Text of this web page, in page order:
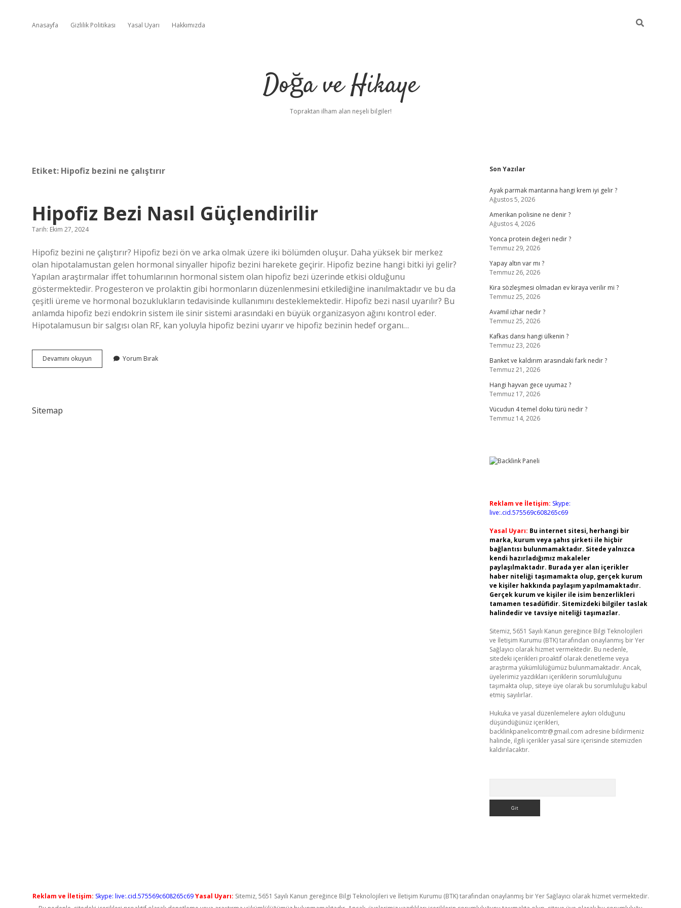
Anasayfa Gizlilik Politikası Yasal Uyarı Hakkımızda
Doğa ve Hikaye
Topraktan ilham alan neşeli bilgiler!
Etiket: Hipofiz bezini ne çalıştırır
Hipofiz Bezi Nasıl Güçlendirilir
Tarih: Ekim 27, 2024
Hipofiz bezini ne çalıştırır? Hipofiz bezi ön ve arka olmak üzere iki bölümden oluşur. Daha yüksek bir merkez
olan hipotalamustan gelen hormonal sinyaller hipofiz bezini harekete geçirir. Hipofiz bezine hangi bitki iyi gelir?
Yapılan araştırmalar iffet tohumlarının hormonal sistem olan hipofiz bezi üzerinde etkisi olduğunu
göstermektedir. Progesteron ve prolaktin gibi hormonların düzenlenmesini etkilediğine inanılmaktadır ve bu da
çeşitli üreme ve hormonal bozuklukların tedavisinde kullanımını desteklemektedir. Hipofiz bezi nasıl uyarılır? Bu
anlamda hipofiz bezi endokrin sistem ile sinir sistemi arasındaki en büyük organizasyon ağını kontrol eder.
Hipotalamusun bir salgısı olan RF, kan yoluyla hipofiz bezini uyarır ve hipofiz bezinin hedef organı…
Devamını okuyun
Bezi
Yorum Bırak
Sitemap
Sidebar
Son Yazılar
Ayak parmak mantarına hangi krem iyi gelir ?
Ağustos 5, 2026
Amerikan polisine ne denir ?
Ağustos 4, 2026
Yonca protein değeri nedir ?
Temmuz 29, 2026
Yapay altın var mı ?
Temmuz 26, 2026
Kira sözleşmesi olmadan ev kiraya verilir mi ?
Temmuz 25, 2026
Avamil izhar nedir ?
Temmuz 25, 2026
Kafkas dansı hangi ülkenin ?
Temmuz 23, 2026
Banket ve kaldırım arasındaki fark nedir ?
Temmuz 21, 2026
Hangi hayvan gece uyumaz ?
Temmuz 17, 2026
Vücudun 4 temel doku türü nedir ?
Temmuz 14, 2026
Reklam ve İletişim: Skype:
live:.cid.575569c608265c69
Yasal Uyarı: Bu internet sitesi, herhangi bir
marka, kurum veya şahıs şirketi ile hiçbir
bağlantısı bulunmamaktadır. Sitede yalnızca
kendi hazırladığımız makaleler
paylaşılmaktadır. Burada yer alan içerikler
haber niteliği taşımamakta olup, gerçek kurum
ve kişiler hakkında paylaşım yapılmamaktadır.
Gerçek kurum ve kişiler ile isim benzerlikleri
tamamen tesadüfidir. Sitemizdeki bilgiler taslak
halindedir ve tavsiye niteliği taşımazlar.
Sitemiz, 5651 Sayılı Kanun gereğince Bilgi Teknolojileri
ve İletişim Kurumu (BTK) tarafından onaylanmış bir Yer
Sağlayıcı olarak hizmet vermektedir. Bu nedenle,
sitedeki içerikleri proaktif olarak denetleme veya
araştırma yükümlülüğümüz bulunmamaktadır. Ancak,
üyelerimiz yazdıkları içeriklerin sorumluluğunu
taşımakta olup, siteye üye olarak bu sorumluluğu kabul
etmiş sayılırlar.
Hukuka ve yasal düzenlemelere aykırı olduğunu
düşündüğünüz içerikleri,
backlinkpanelicomtr@gmail.com adresine bildirmeniz
halinde, ilgili içerikler yasal süre içerisinde sitemizden
kaldırılacaktır.
Reklam ve İletişim: Skype: live:.cid.575569c608265c69 Yasal Uyarı: Sitemiz, 5651 Sayılı Kanun gereğince Bilgi Teknolojileri ve İletişim Kurumu (BTK) tarafından onaylanmış bir Yer Sağlayıcı olarak hizmet vermektedir.